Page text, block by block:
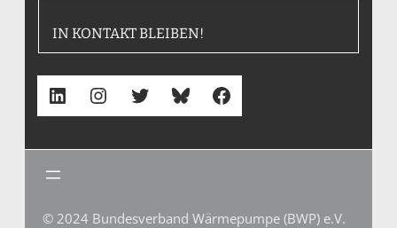
IN KONTAKT BLEIBEN!
LinkedIn Instagram Twitter Bluesky Facebook
© 2024 Bundesverband Wärmepumpe (BWP) e.V.